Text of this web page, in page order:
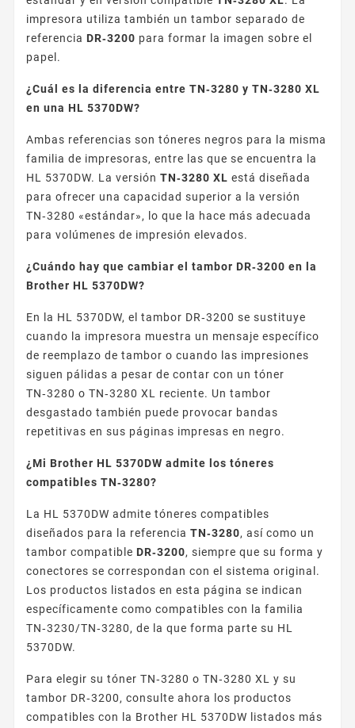
impresora utiliza también un tambor separado de
referencia DR‑3200 para formar la imagen sobre el
papel.
¿Cuál es la diferencia entre TN‑3280 y TN‑3280 XL
en una HL 5370DW?
Ambas referencias son tóneres negros para la misma
familia de impresoras, entre las que se encuentra la
HL 5370DW. La versión TN‑3280 XL está diseñada
para ofrecer una capacidad superior a la versión
TN‑3280 «estándar», lo que la hace más adecuada
para volúmenes de impresión elevados.
¿Cuándo hay que cambiar el tambor DR‑3200 en la
Brother HL 5370DW?
En la HL 5370DW, el tambor DR‑3200 se sustituye
cuando la impresora muestra un mensaje específico
de reemplazo de tambor o cuando las impresiones
siguen pálidas a pesar de contar con un tóner
TN‑3280 o TN‑3280 XL reciente. Un tambor
desgastado también puede provocar bandas
repetitivas en sus páginas impresas en negro.
¿Mi Brother HL 5370DW admite los tóneres
compatibles TN‑3280?
La HL 5370DW admite tóneres compatibles
diseñados para la referencia TN‑3280, así como un
tambor compatible DR‑3200, siempre que su forma y
conectores se correspondan con el sistema original.
Los productos listados en esta página se indican
específicamente como compatibles con la familia
TN‑3230/TN‑3280, de la que forma parte su HL
5370DW.
Para elegir su tóner TN‑3280 o TN‑3280 XL y su
tambor DR‑3200, consulte ahora los productos
compatibles con la Brother HL 5370DW listados más